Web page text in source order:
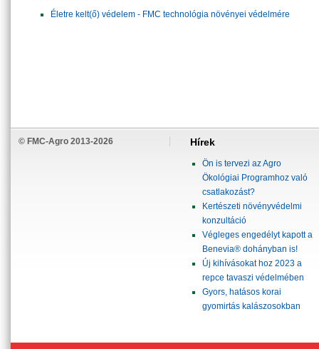
Életre kelt(ő) védelem - FMC technológia növényei védelmére
© FMC-Agro 2013-2026 Hírek
Ön is tervezi az Agro
Ökológiai Programhoz való
csatlakozást?
Kertészeti növényvédelmi
konzultáció
Végleges engedélyt kapott a
Benevia® dohányban is!
Új kihívásokat hoz 2023 a
repce tavaszi védelmében
Gyors, hatásos korai
gyomirtás kalászosokban